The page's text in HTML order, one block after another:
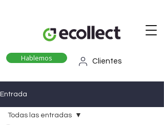
Clientes
Hablemos
Entrada
Todas las entradas